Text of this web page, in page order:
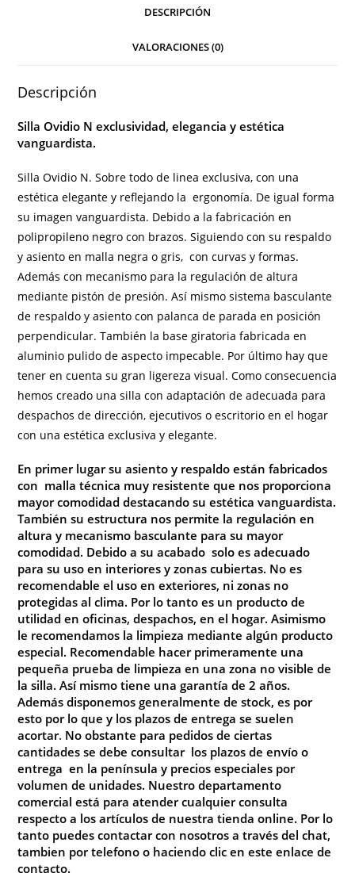
DESCRIPCIÓN
VALORACIONES (0)
Descripción
Silla Ovidio N exclusividad, elegancia y estética
vanguardista.
Silla Ovidio N. Sobre todo de linea exclusiva, con una
estética elegante y reflejando laergonomía. De igual forma
su imagen vanguardista. Debido a la fabricación en
polipropileno negro con brazos. Siguiendo con su respaldo
y asiento en malla negra o gris, con curvas y formas.
Además con mecanismo para la regulación de altura
mediante pistón de presión. Así mismo sistema basculante
de respaldo y asiento con palanca de parada en posición
perpendicular. También la base giratoria fabricada en
aluminio pulido de aspecto impecable. Por último hay que
tener en cuenta su gran ligereza visual. Como consecuencia
hemos creado una silla con adaptación de adecuada para
despachos de dirección, ejecutivos o escritorio en el hogar
con una estética exclusiva y elegante.
En primer lugar su asiento y respaldo están fabricados
con malla técnica muy resistente que nos proporciona
mayor comodidad destacando su estética vanguardista.
También su estructura nos permite la regulación en
altura y mecanismo basculante para su mayor
comodidad. Debido a su acabado solo es adecuado
para su uso en interiores y zonas cubiertas. No es
recomendable el uso en exteriores, ni zonas no
protegidas al clima. Por lo tanto es un producto de
utilidad en oficinas, despachos, en el hogar. Asimismo
le recomendamos la limpieza mediante algún producto
especial. Recomendable hacer primeramente una
pequeña prueba de limpieza en una zona no visible de
la silla. Así mismo tiene una garantía de 2 años.
Además disponemos generalmente de stock, es por
esto por lo que y los plazos de entrega se suelen
acortar. No obstante para pedidos de ciertas
cantidades se debe consultar los plazos de envío o
entrega en la península y precios especiales por
volumen de unidades. Nuestro departamento
comercial está para atender cualquier consulta
respecto a los artículos de nuestra tienda online. Por lo
tanto puedes contactar con nosotros a través del chat,
tambien por telefono o haciendo clic en este enlace de
contacto.